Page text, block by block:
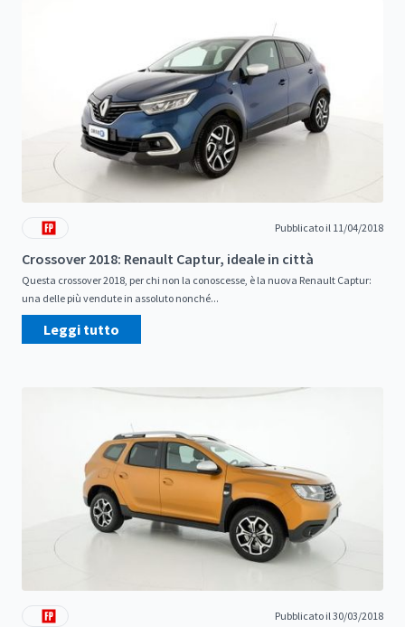
Pubblicato il 11/04/2018
Crossover 2018: Renault Captur, ideale in città
Questa crossover 2018, per chi non la conoscesse, è la nuova Renault Captur:
una delle più vendute in assoluto nonché...
Leggi tutto
Pubblicato il 30/03/2018